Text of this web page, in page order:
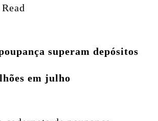
superam depósitos
em julho